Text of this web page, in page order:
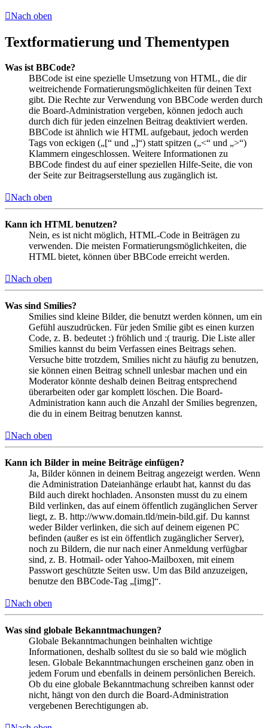
Nach oben
Textformatierung und Thementypen
Was ist BBCode?
BBCode ist eine spezielle Umsetzung von HTML, die dir
weitreichende Formatierungsmöglichkeiten für deinen Text
gibt. Die Rechte zur Verwendung von BBCode werden durch
die Board-Administration vergeben, können jedoch auch
durch dich für jeden einzelnen Beitrag deaktiviert werden.
BBCode ist ähnlich wie HTML aufgebaut, jedoch werden
Tags von eckigen („[“ und „]“) statt spitzen („<“ und „>“)
Klammern eingeschlossen. Weitere Informationen zu
BBCode findest du auf einer speziellen Hilfe-Seite, die von
der Seite zur Beitragserstellung aus zugänglich ist.
Nach oben
Kann ich HTML benutzen?
Nein, es ist nicht möglich, HTML-Code in Beiträgen zu
verwenden. Die meisten Formatierungsmöglichkeiten, die
HTML bietet, können über BBCode erreicht werden.
Nach oben
Was sind Smilies?
Smilies sind kleine Bilder, die benutzt werden können, um ein
Gefühl auszudrücken. Für jeden Smilie gibt es einen kurzen
Code, z. B. bedeutet :) fröhlich und :( traurig. Die Liste aller
Smilies kannst du beim Verfassen eines Beitrags sehen.
Versuche bitte trotzdem, Smilies nicht zu häufig zu benutzen,
sie können einen Beitrag schnell unlesbar machen und ein
Moderator könnte deshalb deinen Beitrag entsprechend
überarbeiten oder gar komplett löschen. Die Board-
Administration kann auch die Anzahl der Smilies begrenzen,
die du in einem Beitrag benutzen kannst.
Nach oben
Kann ich Bilder in meine Beiträge einfügen?
Ja, Bilder können in deinem Beitrag angezeigt werden. Wenn
die Administration Dateianhänge erlaubt hat, kannst du das
Bild auch direkt hochladen. Ansonsten musst du zu einem
Bild verlinken, das auf einem öffentlich zugänglichen Server
liegt, z. B. http://www.domain.tld/mein-bild.gif. Du kannst
weder Bilder verlinken, die sich auf deinem eigenen PC
befinden (außer es ist ein öffentlich zugänglicher Server),
noch zu Bildern, die nur nach einer Anmeldung verfügbar
sind, z. B. Hotmail- oder Yahoo-Mailboxen, mit einem
Passwort geschützte Seiten usw. Um das Bild anzuzeigen,
benutze den BBCode-Tag „[img]“.
Nach oben
Was sind globale Bekanntmachungen?
Globale Bekanntmachungen beinhalten wichtige
Informationen, deshalb solltest du sie so bald wie möglich
lesen. Globale Bekanntmachungen erscheinen ganz oben in
jedem Forum und ebenfalls in deinem persönlichen Bereich.
Ob du eine globale Bekanntmachung schreiben kannst oder
nicht, hängt von den durch die Board-Administration
vergebenen Berechtigungen ab.